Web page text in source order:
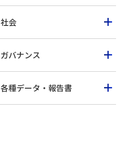
社会
ガバナンス
各種データ・報告書